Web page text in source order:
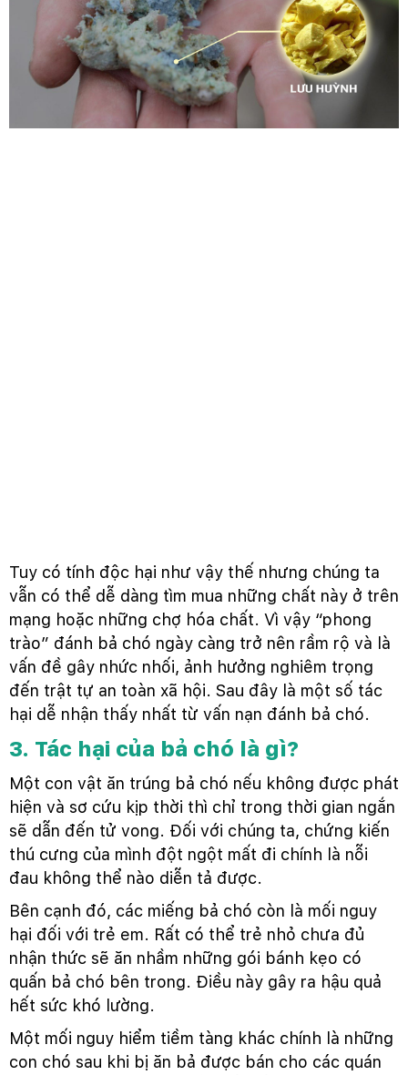
Tuy có tính độc hại như vậy thế nhưng chúng ta
vẫn có thể dễ dàng tìm mua những chất này ở trên
mạng hoặc những chợ hóa chất. Vì vậy “phong
trào” đánh bả chó ngày càng trở nên rầm rộ và là
vấn đề gây nhức nhối, ảnh hưởng nghiêm trọng
đến trật tự an toàn xã hội. Sau đây là một số tác
hại dễ nhận thấy nhất từ vấn nạn đánh bả chó.
3. Tác hại của bả chó là gì?
Một con vật ăn trúng bả chó nếu không được phát
hiện và sơ cứu kịp thời thì chỉ trong thời gian ngắn
sẽ dẫn đến tử vong. Đối với chúng ta, chứng kiến
thú cưng của mình đột ngột mất đi chính là nỗi
đau không thể nào diễn tả được.
Bên cạnh đó, các miếng bả chó còn là mối nguy
hại đối với trẻ em. Rất có thể trẻ nhỏ chưa đủ
nhận thức sẽ ăn nhầm những gói bánh kẹo có
quấn bả chó bên trong. Điều này gây ra hậu quả
hết sức khó lường.
Một mối nguy hiểm tiềm tàng khác chính là những
con chó sau khi bị ăn bả được bán cho các quán